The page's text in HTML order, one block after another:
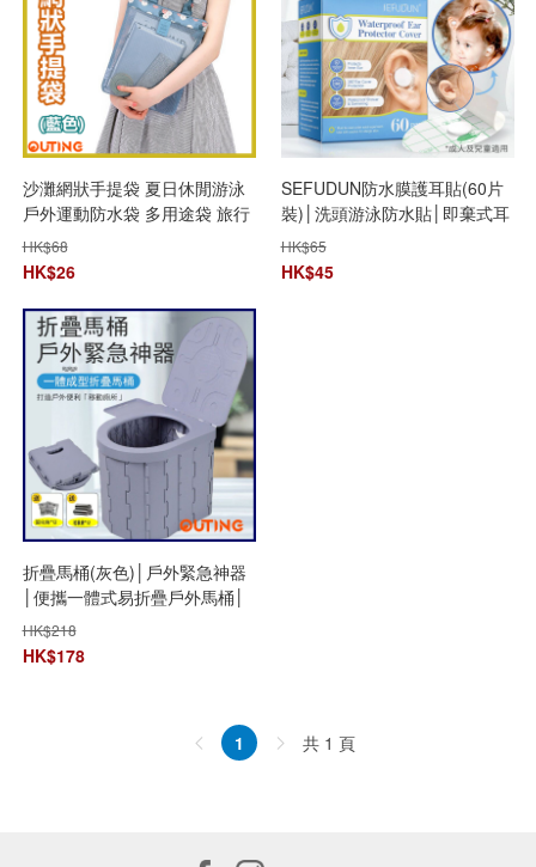
沙灘網狀手提袋 夏日休閒游泳
戶外運動防水袋 多用途袋 旅行
日用品手提包
HK$68
HK$26
SEFUDUN防水膜護耳貼(60片
裝)│洗頭游泳防水貼│即棄式耳
朵保護貼│加棉防護貼│耳部防
水護理貼
HK$65
HK$45
折疊馬桶(灰色)│戶外緊急神器
│便攜一體式易折疊戶外馬桶│
緊急廁所│移動廁所
HK$218
HK$178
1 共 1 頁